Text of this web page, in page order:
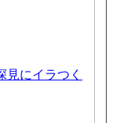
見にイラつく